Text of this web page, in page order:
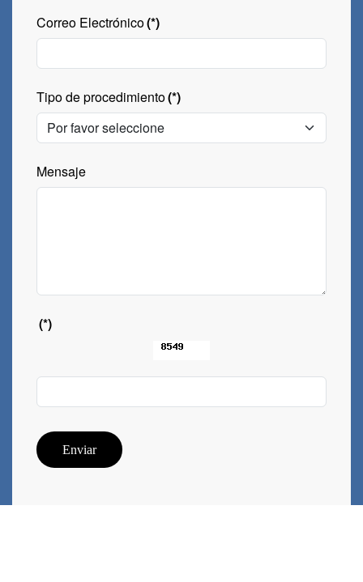
Correo Electrónico(*)
Tipo de procedimiento(*)
Mensaje
(*)
Enviar